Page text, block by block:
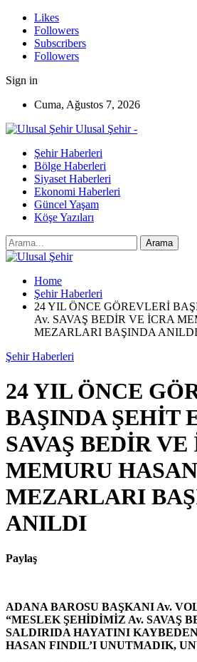
Likes
Followers
Subscribers
Followers
Sign in
Cuma, Ağustos 7, 2026
Ulusal Şehir -
Şehir Haberleri
Bölge Haberleri
Siyaset Haberleri
Ekonomi Haberleri
Güncel Yaşam
Köşe Yazıları
Home
Şehir Haberleri
24 YIL ÖNCE GÖREVLERİ
Av. SAVAŞ BEDİR VE İCRA
MEZARLARI BAŞINDA ANILDI
Şehir Haberleri
24 YIL ÖNCE
BAŞINDA ŞEHİT
SAVAŞ BEDİR VE
MEMURU
MEZARLARI
ANILDI
Paylaş
ADANA BAROSU BAŞKANI Av.
“MESLEK ŞEHİDİMİZ Av. SAVAŞ
SALDIRIDA HAYATINI
HASAN FINDIL’I UNUTMADIK,